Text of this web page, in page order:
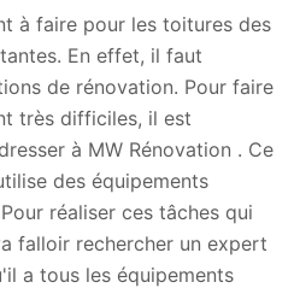
à faire pour les toitures des
En effet, il faut
de rénovation. Pour faire
très difficiles, il est
à MW Rénovation . Ce
des équipements
réaliser ces tâches qui
falloir rechercher un expert
a tous les équipements